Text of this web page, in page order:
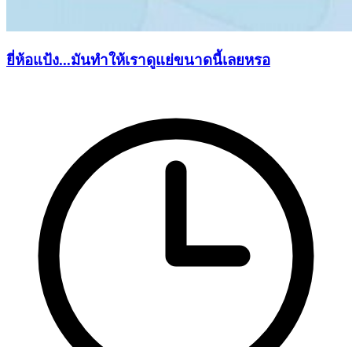
ยี่ห้อแป้ง...มันทำให้เราดูแย่ขนาดนี้เลยหรอ